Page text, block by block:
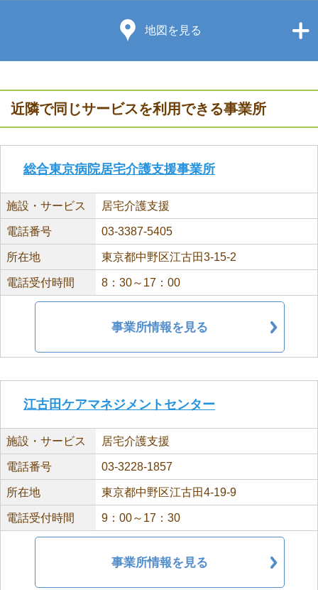
地図を見る
近隣で同じサービスを利用できる事業所
総合東京病院居宅介護支援事業所
施設・サービス 居宅介護支援
電話番号 03-3387-5405
所在地 東京都中野区江古田3-15-2
電話受付時間 8：30～17：00
事業所情報を見る
江古田ケアマネジメントセンター
施設・サービス 居宅介護支援
電話番号 03-3228-1857
所在地 東京都中野区江古田4-19-9
電話受付時間 9：00～17：30
事業所情報を見る